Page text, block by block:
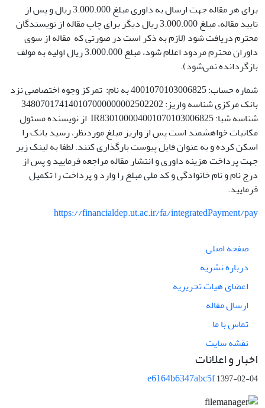
برای هر مقاله جهت ارسال به داوری مبلغ 3.000.000 ریال و پس از
تایید مقاله، مبلغ 3.000.000 ریال دیگر برای چاپ مقاله از نویسندگان
محترم دریافت ‌شود (لازم به ذکر است در صورتی که مقاله از سوی
داوران محترم مردود اعلام شود، مبلغ 3.000.000 ریال اولیه به مولف
بازگردانده نمی‌شود).
شماره حساب: 4001070103006825 به نام: تمرکز وجوه اختصاصی نزد
بانک مرکزی شناسه واریز: 348070174140107000000002502202
شناسه شبا: IR830100004001070103006825 از نویسنده مسئول
مکاتبات خواهشمند است پس از واریز مبلغ موردنظر، رسید بانک را
اسکن کرده و به عنوان فایل پیوست بارگذاری کنند. لطفا به لینک زیر
جهت پرداخت هزینه داوری و انتشار مقاله مراجعه فرمایید و پس از
درج نام و نام خانوادگی و کد ملی مبلغ را وارد و پرداخت را تکمیل
فرمایید.
https://financialdep.ut.ac.ir/fa/integratedPayment/pay
صفحه اصلی
درباره نشریه
اعضای هیات تحریریه
ارسال مقاله
تماس با ما
نقشه سایت
اخبار و اعلانات
e6164b6347abc5f1397-02-04